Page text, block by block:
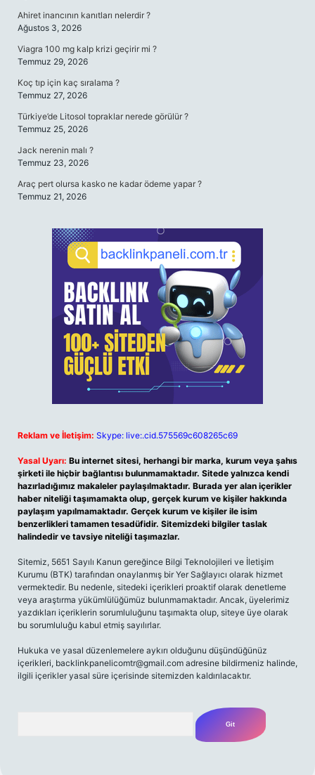
Ahiret inancının kanıtları nelerdir ?
Ağustos 3, 2026
Viagra 100 mg kalp krizi geçirir mi ?
Temmuz 29, 2026
Koç tıp için kaç sıralama ?
Temmuz 27, 2026
Türkiye’de Litosol topraklar nerede görülür ?
Temmuz 25, 2026
Jack nerenin malı ?
Temmuz 23, 2026
Araç pert olursa kasko ne kadar ödeme yapar ?
Temmuz 21, 2026
Reklam ve İletişim: Skype: live:.cid.575569c608265c69
Yasal Uyarı: Bu internet sitesi, herhangi bir marka, kurum veya şahıs
şirketi ile hiçbir bağlantısı bulunmamaktadır. Sitede yalnızca kendi
hazırladığımız makaleler paylaşılmaktadır. Burada yer alan içerikler
haber niteliği taşımamakta olup, gerçek kurum ve kişiler hakkında
paylaşım yapılmamaktadır. Gerçek kurum ve kişiler ile isim
benzerlikleri tamamen tesadüfidir. Sitemizdeki bilgiler taslak
halindedir ve tavsiye niteliği taşımazlar.
Sitemiz, 5651 Sayılı Kanun gereğince Bilgi Teknolojileri ve İletişim
Kurumu (BTK) tarafından onaylanmış bir Yer Sağlayıcı olarak hizmet
vermektedir. Bu nedenle, sitedeki içerikleri proaktif olarak denetleme
veya araştırma yükümlülüğümüz bulunmamaktadır. Ancak, üyelerimiz
yazdıkları içeriklerin sorumluluğunu taşımakta olup, siteye üye olarak
bu sorumluluğu kabul etmiş sayılırlar.
Hukuka ve yasal düzenlemelere aykırı olduğunu düşündüğünüz
içerikleri, backlinkpanelicomtr@gmail.com adresine bildirmeniz halinde,
ilgili içerikler yasal süre içerisinde sitemizden kaldırılacaktır.